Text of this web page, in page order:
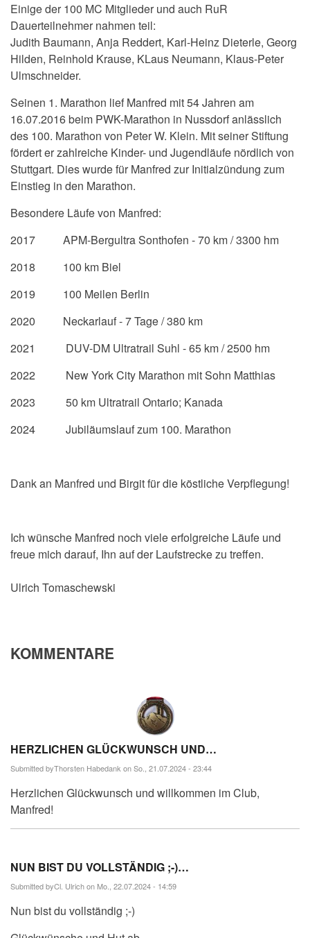
Einige der 100 MC Mitglieder und auch RuR
Dauerteilnehmer nahmen teil:
Judith Baumann, Anja Reddert, Karl-Heinz Dieterle, Georg
Hilden, Reinhold Krause, KLaus Neumann, Klaus-Peter
Ulmschneider.
Seinen 1. Marathon lief Manfred mit 54 Jahren am
16.07.2016 beim PWK-Marathon in Nussdorf anlässlich
des 100. Marathon von Peter W. Klein. Mit seiner Stiftung
fördert er zahlreiche Kinder- und Jugendläufe nördlich von
Stuttgart. Dies wurde für Manfred zur Initialzündung zum
Einstieg in den Marathon.
Besondere Läufe von Manfred:
2017 APM-Bergultra Sonthofen - 70 km / 3300 hm
2018 100 km Biel
2019 100 Meilen Berlin
2020 Neckarlauf - 7 Tage / 380 km
2021 DUV-DM Ultratrail Suhl - 65 km / 2500 hm
2022 New York City Marathon mit Sohn Matthias
2023 50 km Ultratrail Ontario; Kanada
2024 Jubiläumslauf zum 100. Marathon
Dank an Manfred und Birgit für die köstliche Verpflegung!
Ich wünsche Manfred noch viele erfolgreiche Läufe und
freue mich darauf, Ihn auf der Laufstrecke zu treffen.
Ulrich Tomaschewski
KOMMENTARE
HERZLICHEN GLÜCKWUNSCH UND…
Submitted byThorsten Habedank on So., 21.07.2024 - 23:44
Herzlichen Glückwunsch und willkommen im Club,
Manfred!
NUN BIST DU VOLLSTÄNDIG ;-)…
Submitted byCl. Ulrichon Mo., 22.07.2024 - 14:59
Nun bist du vollständig ;-)